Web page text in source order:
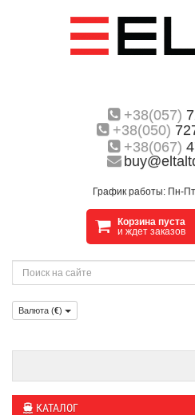
+38(057)
+38(050)
+38(067)
График работы: Пн-
Корзина пуста
и ждет заказов
Валюта (€)
КАТАЛОГ